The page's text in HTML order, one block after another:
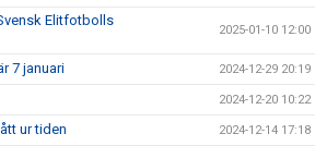
Elitfotbolls
2025-01-10 12:00
7 januari 2024-12-29 20:19
2024-12-20 10:22
ur tiden 2024-12-14 17:18